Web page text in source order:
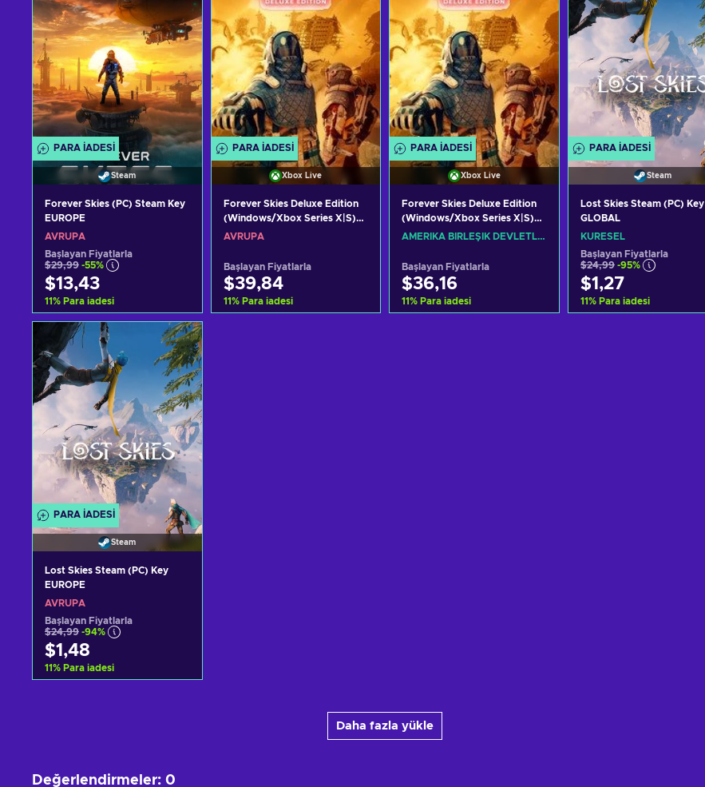
PARA IADESI
Steam
Forever Skies (PC) Steam Key
EUROPE
AVRUPA
Başlayan Fiyatlarla
$29,99 -55%
$13,43
11% Para iadesi
Sepete ekle
Teklifleri görüntüle
PARA IADESI
Xbox Live
Forever Skies Deluxe Edition
(Windows/Xbox Series X|S)
XBOX LIVE Key EUROPE
AVRUPA
Başlayan Fiyatlarla
$39,84
11% Para iadesi
PARA IADESI
Xbox Live
Forever Skies Deluxe Edition
(Windows/Xbox Series X|S)
XBOX LIVE Key UNITED
AMERIKA BIRLEŞIK DEVLETLERI
Başlayan Fiyatlarla
$36,16
11% Para iadesi
PARA IADESI
Steam
Lost Skies Steam (PC) Key
GLOBAL
KÜRESEL
Başlayan Fiyatlarla
$24,99 -95%
$1,27
11% Para iadesi
PARA IADESI
Steam
Lost Skies Steam (PC) Key
EUROPE
AVRUPA
Başlayan Fiyatlarla
$24,99 -94%
$1,48
11% Para iadesi
Daha fazla yükle
Değerlendirmeler: 0